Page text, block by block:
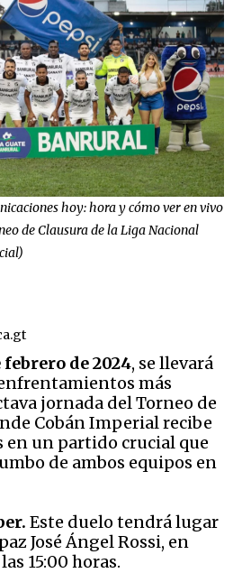
hoy: hora y cómo ver en vivo
de Clausura de la Liga Nacional
de 2024, se llevará
más
jornada del Torneo de
Cobán Imperial recibe
en un partido crucial que
de ambos equipos en
Este duelo tendrá lugar
José Ángel Rossi, en
15:00 horas.